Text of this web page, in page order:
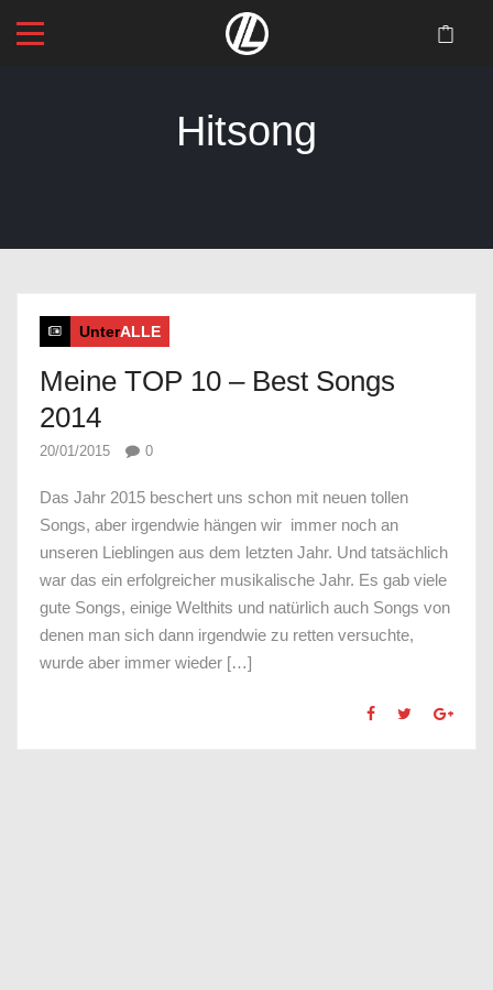
Hitsong
UnterALLE
Meine TOP 10 – Best Songs
2014
20/01/2015 0
Das Jahr 2015 beschert uns schon mit neuen tollen
Songs, aber irgendwie hängen wir immer noch an
unseren Lieblingen aus dem letzten Jahr. Und tatsächlich
war das ein erfolgreicher musikalische Jahr. Es gab viele
gute Songs, einige Welthits und natürlich auch Songs von
denen man sich dann irgendwie zu retten versuchte,
wurde aber immer wieder […]